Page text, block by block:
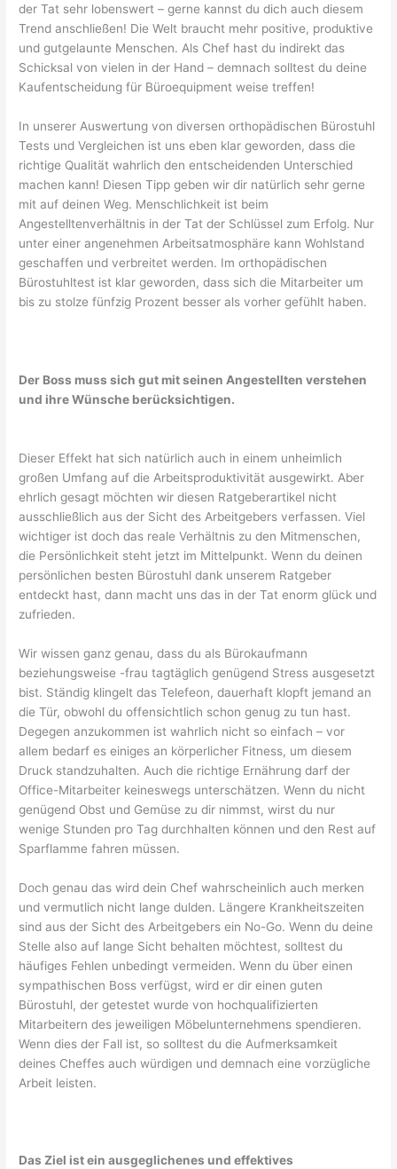
der Tat sehr lobenswert – gerne kannst du dich auch diesem
Trend anschließen! Die Welt braucht mehr positive, produktive
und gutgelaunte Menschen. Als Chef hast du indirekt das
Schicksal von vielen in der Hand – demnach solltest du deine
Kaufentscheidung für Büroequipment weise treffen!
In unserer Auswertung von diversen orthopädischen Bürostuhl
Tests und Vergleichen ist uns eben klar geworden, dass die
richtige Qualität wahrlich den entscheidenden Unterschied
machen kann! Diesen Tipp geben wir dir natürlich sehr gerne
mit auf deinen Weg. Menschlichkeit ist beim
Angestelltenverhältnis in der Tat der Schlüssel zum Erfolg. Nur
unter einer angenehmen Arbeitsatmosphäre kann Wohlstand
geschaffen und verbreitet werden. Im orthopädischen
Bürostuhltest ist klar geworden, dass sich die Mitarbeiter um
bis zu stolze fünfzig Prozent besser als vorher gefühlt haben.
Der Boss muss sich gut mit seinen Angestellten verstehen
und ihre Wünsche berücksichtigen.
Dieser Effekt hat sich natürlich auch in einem unheimlich
großen Umfang auf die Arbeitsproduktivität ausgewirkt. Aber
ehrlich gesagt möchten wir diesen Ratgeberartikel nicht
ausschließlich aus der Sicht des Arbeitgebers verfassen. Viel
wichtiger ist doch das reale Verhältnis zu den Mitmenschen,
die Persönlichkeit steht jetzt im Mittelpunkt. Wenn du deinen
persönlichen besten Bürostuhl dank unserem Ratgeber
entdeckt hast, dann macht uns das in der Tat enorm glück und
zufrieden.
Wir wissen ganz genau, dass du als Bürokaufmann
beziehungsweise -frau tagtäglich genügend Stress ausgesetzt
bist. Ständig klingelt das Telefeon, dauerhaft klopft jemand an
die Tür, obwohl du offensichtlich schon genug zu tun hast.
Degegen anzukommen ist wahrlich nicht so einfach – vor
allem bedarf es einiges an körperlicher Fitness, um diesem
Druck standzuhalten. Auch die richtige Ernährung darf der
Office-Mitarbeiter keineswegs unterschätzen. Wenn du nicht
genügend Obst und Gemüse zu dir nimmst, wirst du nur
wenige Stunden pro Tag durchhalten können und den Rest auf
Sparflamme fahren müssen.
Doch genau das wird dein Chef wahrscheinlich auch merken
und vermutlich nicht lange dulden. Längere Krankheitszeiten
sind aus der Sicht des Arbeitgebers ein No-Go. Wenn du deine
Stelle also auf lange Sicht behalten möchtest, solltest du
häufiges Fehlen unbedingt vermeiden. Wenn du über einen
sympathischen Boss verfügst, wird er dir einen guten
Bürostuhl, der getestet wurde von hochqualifizierten
Mitarbeitern des jeweiligen Möbelunternehmens spendieren.
Wenn dies der Fall ist, so solltest du die Aufmerksamkeit
deines Cheffes auch würdigen und demnach eine vorzügliche
Arbeit leisten.
Das Ziel ist ein ausgeglichenes und effektives